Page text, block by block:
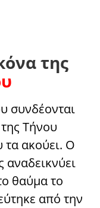
της
συνδέονται
Τήνου
τα ακούει. Ο
θαύμα το
από την